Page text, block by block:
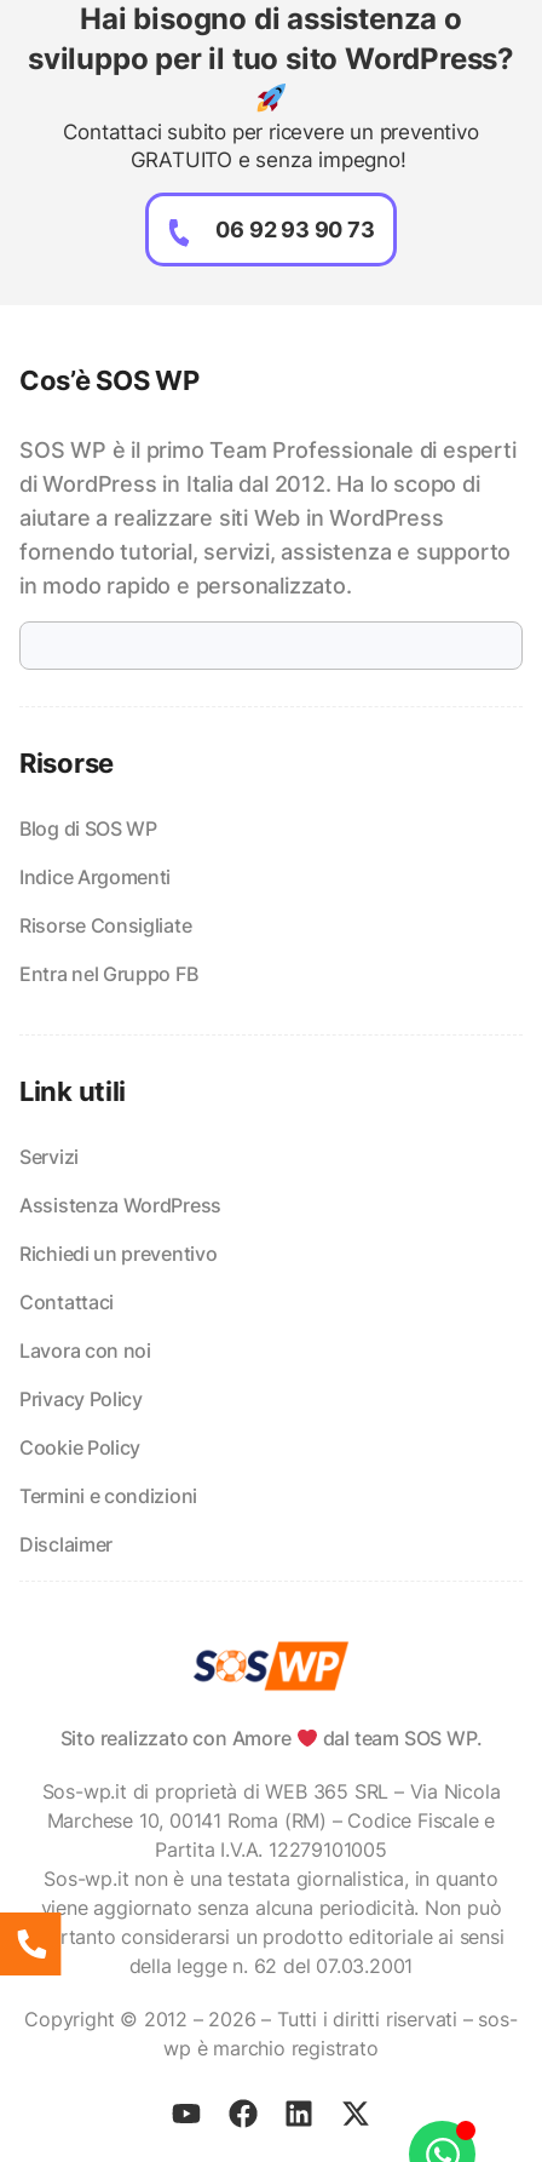
Hai bisogno di assistenza o
sviluppo per il tuo sito WordPress?
Contattaci subito per ricevere un preventivo
GRATUITO e senza impegno!
06 92 93 90 73
Cos’è SOS WP
SOS WP è il primo Team Professionale di esperti
di WordPress in Italia dal 2012. Ha lo scopo di
aiutare a realizzare siti Web in WordPress
fornendo tutorial, servizi, assistenza e supporto
in modo rapido e personalizzato.
Risorse
Blog di SOS WP
Indice Argomenti
Risorse Consigliate
Entra nel Gruppo FB
Link utili
Servizi
Assistenza WordPress
Richiedi un preventivo
Contattaci
Lavora con noi
Privacy Policy
Cookie Policy
Termini e condizioni
Disclaimer
Sito realizzato con Amore dal team SOS WP.
Sos-wp.it di proprietà di WEB 365 SRL – Via Nicola
Marchese 10, 00141 Roma (RM) – Codice Fiscale e
Partita I.V.A. 12279101005
Sos-wp.it non è una testata giornalistica, in quanto
viene aggiornato senza alcuna periodicità. Non può
pertanto considerarsi un prodotto editoriale ai sensi
della legge n. 62 del 07.03.2001
Copyright © 2012 – 2026 – Tutti i diritti riservati – sos-
wp è marchio registrato